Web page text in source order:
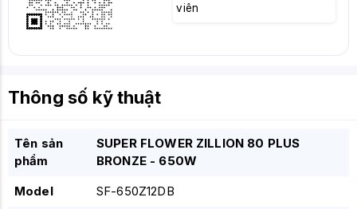
viên
Thông số kỹ thuật
Tên sản
phẩm
SUPER FLOWER ZILLION 80 PLUS
BRONZE - 650W
Model
SF-650Z12DB